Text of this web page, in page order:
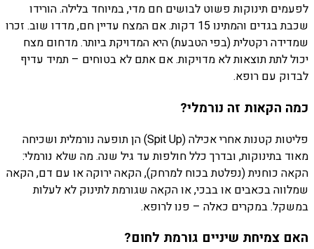
לפעמים תינוקות פשוט לבושים חם מדי, במיוחד בלילה. הורידו
שכבת בגדים והמתינו 15 דקות. אם המצח עדיין חם, מדדו שוב. זכרו
שמדידה רקטלית (בפי הטבעת) היא המדויקת ביותר. מדחום מצח
יכול לתת תוצאות לא מדויקות. אם אתם לא בטוחים – תמיד עדיף
לבדוק עם רופא.
כמה הקאות זה נורמלי?
פליטות קטנות אחרי אכילה (Spit Up) הן תופעה נורמלית ושכיחה
מאוד בתינוקות, ובדרך כלל חולפות עד גיל שנה. מה שלא נורמלי:
הקאה כוחנית (נפלטת בכוח למרחק), הקאה ירוקה או עם דם, הקאה
שמלווה בכאבים או בבכי, או הקאה שגורמת לתינוק לא לעלות
במשקל. במקרים כאלה – פנו לרופא.
האם צמיחת שיניים גורמת לחום?